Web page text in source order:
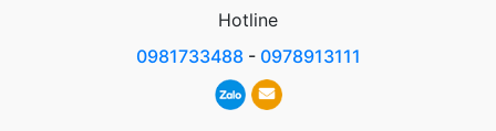
Hotline
0981733488- 0978913111